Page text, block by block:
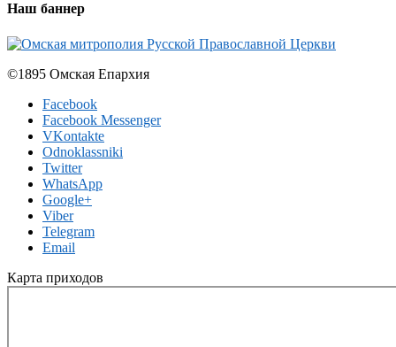
Наш баннер
©1895 Омская Епархия
Facebook
Facebook Messenger
VKontakte
Odnoklassniki
Twitter
WhatsApp
Google+
Viber
Telegram
Email
Карта приходов